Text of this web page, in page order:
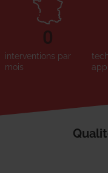
interventions par
mois
0